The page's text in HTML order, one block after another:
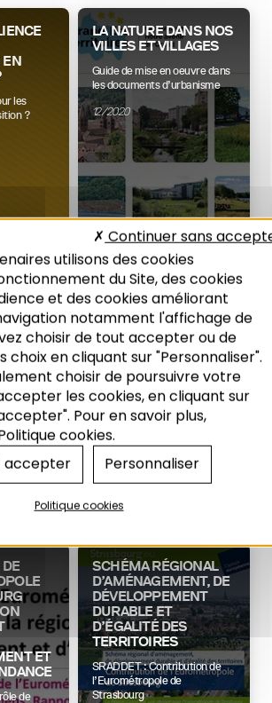
EN
les
?
LA NATURE DANS NOS
VILLES ET VILLAGES
Guide de mise en oeuvre dans
les documents d’urbanisme
12/2020
Environnement
EST
des
du
LES NOTES DE
L'ADEUS N°265 :
ÉCONOMIE
Transport & logistique : le
support d’une économie de
flux
ET
de
SCHÉMA RÉGIONAL
D’AMÉNAGEMENT, DE
DÉVELOPPEMENT
DURABLE ET
D’ÉGALITÉ DES
TERRITOIRES
SRADDET : Contribution de
l’Eurométropole de
Strasbourg
utilisons des cookies
du Site, des cookies
et des cookies améliorant
notamment l'affichage de
choisir de tout accepter ou de
choix en cliquant sur "Personnaliser".
choisir de poursuivre votre
les cookies, en cliquant sur
Pour en savoir plus,
cookies.
accepter
Continuer sans
Personnaliser
Politique cookies